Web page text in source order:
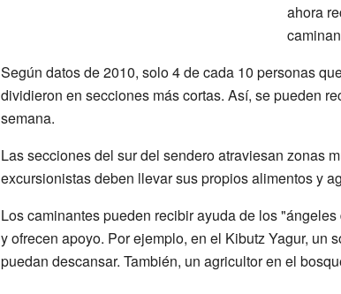
ahora
Según datos de 2010, solo 4 de cada 10 personas
dividieron en secciones más cortas. Así, se pueden
semana.
Las secciones del sur del sendero atraviesan zonas
excursionistas deben llevar sus propios alimentos y
Los caminantes pueden recibir ayuda de los
y ofrecen apoyo. Por ejemplo, en el Kibutz Yagur,
puedan descansar. También, un agricultor en el